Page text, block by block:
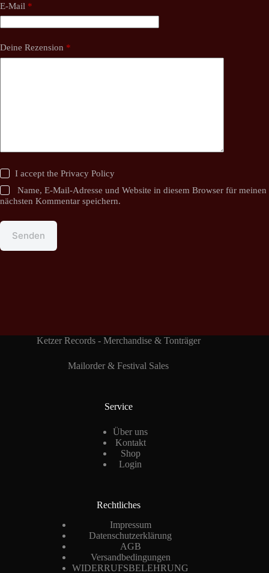
E-Mail *
Deine Rezension *
I accept thePrivacy Policy
Name, E-Mail-Adresse und Website in diesem Browser für meinen
nächsten Kommentar speichern.
Senden
Ketzer Records - Merchandise & Tonträger
Mailorder & Festival Sales
Service
Über uns
Kontakt
Shop
Login
Rechtliches
Impressum
Datenschutzerklärung
AGB
Versandbedingungen
WIDERRUFSBELEHRUNG